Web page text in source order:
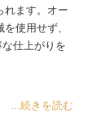
れます。オー
使用せず、
仕上がりを
...続きを読む